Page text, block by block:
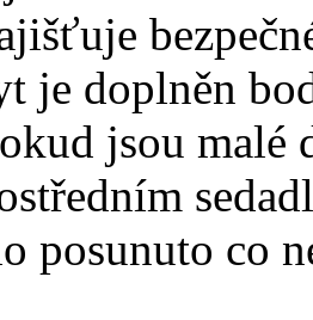
je doplněn
jsou malé
posunuto co